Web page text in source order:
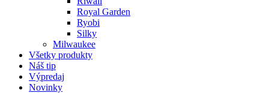
Royal Garden
Ryobi
Silky
Milwaukee
Všetky produkty
Náš tip
Výpredaj
Novinky